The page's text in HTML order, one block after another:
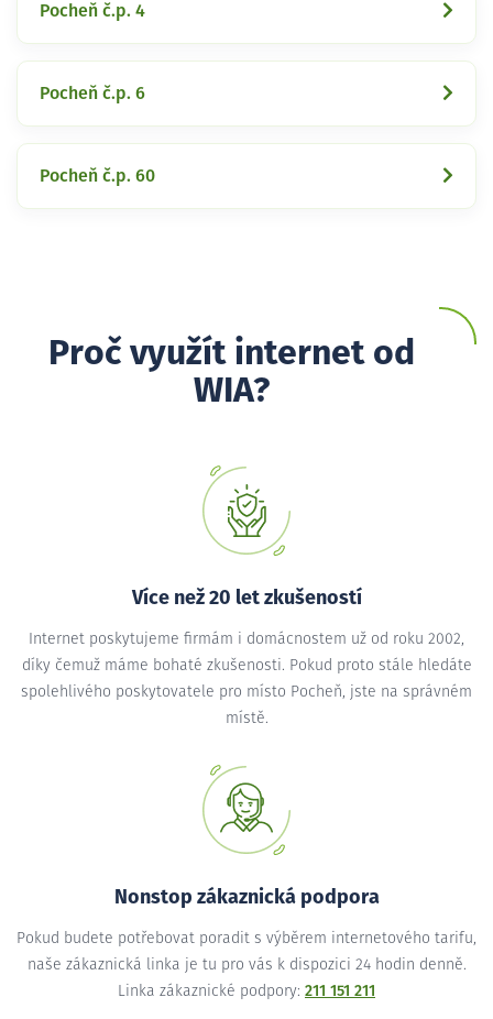
Pocheň č.p. 4
Pocheň č.p. 6
Pocheň č.p. 60
Proč využít internet od
WIA?
Více než 20 let zkušeností
Internet poskytujeme firmám i domácnostem už od roku 2002,
díky čemuž máme bohaté zkušenosti. Pokud proto stále hledáte
spolehlivého poskytovatele pro místo Pocheň, jste na správném
místě.
Nonstop zákaznická podpora
Pokud budete potřebovat poradit s výběrem internetového tarifu,
naše zákaznická linka je tu pro vás k dispozici 24 hodin denně.
Linka zákaznické podpory: 211 151 211